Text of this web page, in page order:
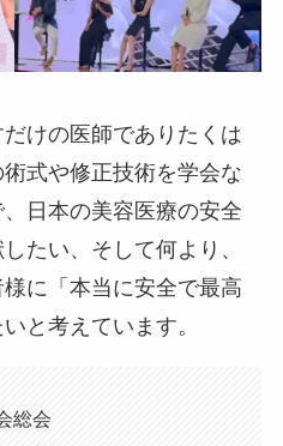
けの医師でありたくは
式や修正技術を学会な
日本の美容医療の安全
たい、そして何より、
に「本当に安全で最高
と考えています。
総会